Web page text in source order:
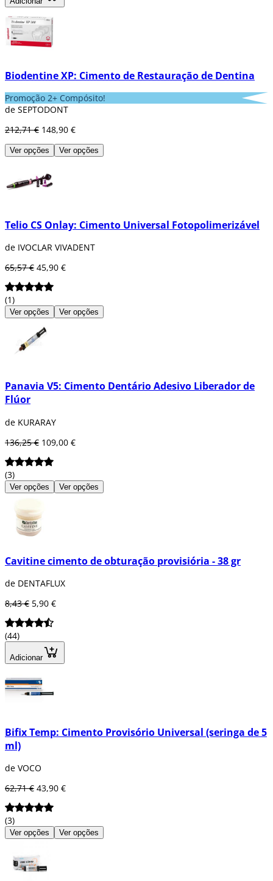
Biodentine XP: Cimento de Restauração de Dentina
Promoção 2+ Compósito!
de SEPTODONT
212,71 € 148,90 €
Ver opções Ver opções
Telio CS Onlay: Cimento Universal Fotopolimerizável
de IVOCLAR VIVADENT
65,57 € 45,90 €
(1)
Ver opções Ver opções
Panavia V5: Cimento Dentário Adesivo Liberador de
Flúor
de KURARAY
136,25 € 109,00 €
(3)
Ver opções Ver opções
Cavitine cimento de obturação provisiória - 38 gr
de DENTAFLUX
8,43 € 5,90 €
(44)
Adicionar
Bifix Temp: Cimento Provisório Universal (seringa de 5
ml)
de VOCO
62,71 € 43,90 €
(3)
Ver opções Ver opções